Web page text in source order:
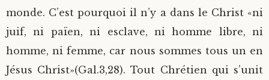
monde. C’est pourquoi il n’y a dans le Christ «ni
juif, ni païen, ni esclave, ni homme libre, ni
homme, ni femme, car nous sommes tous un en
Jésus Christ»(Gal.3,28). Tout Chrétien qui s’unit